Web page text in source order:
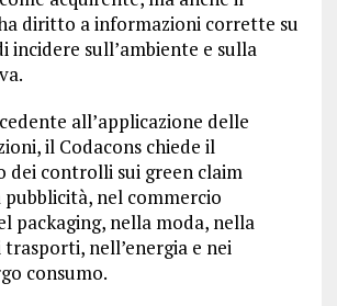
diritto a informazioni corrette su
incidere sull’ambiente e sulla
all’applicazione delle
il Codacons chiede il
dei controlli sui green claim
nel commercio
packaging, nella moda, nella
trasporti, nell’energia e nei
consumo.